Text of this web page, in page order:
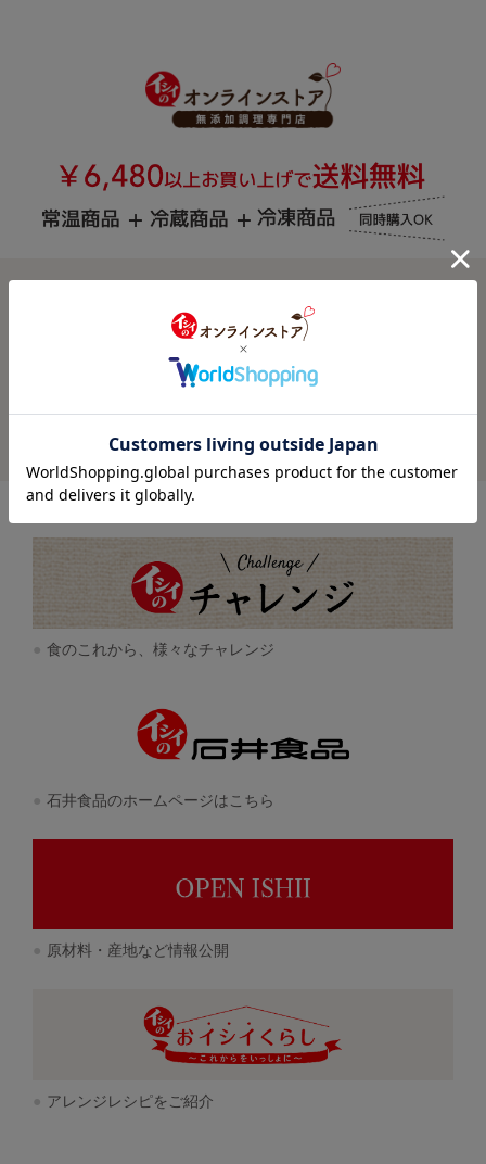
お買い物ガイド
よくあるご質問
食のこれから、様々なチャレンジ
石井食品のホームページはこちら
原材料・産地など情報公開
アレンジレシピをご紹介